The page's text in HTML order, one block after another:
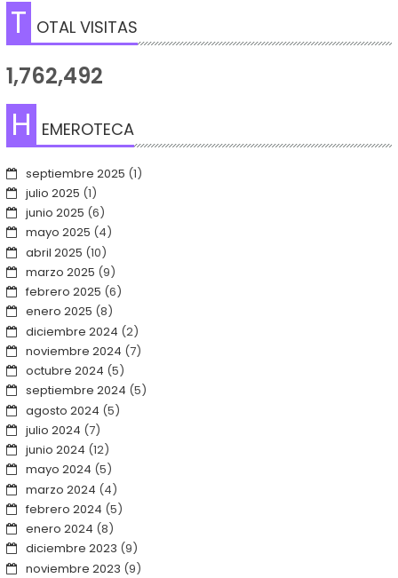
T OTAL VISITAS
1,762,492
H EMEROTECA
septiembre 2025 (1)
julio 2025 (1)
junio 2025 (6)
mayo 2025 (4)
abril 2025 (10)
marzo 2025 (9)
febrero 2025 (6)
enero 2025 (8)
diciembre 2024 (2)
noviembre 2024 (7)
octubre 2024 (5)
septiembre 2024 (5)
agosto 2024 (5)
julio 2024 (7)
junio 2024 (12)
mayo 2024 (5)
marzo 2024 (4)
febrero 2024 (5)
enero 2024 (8)
diciembre 2023 (9)
noviembre 2023 (9)